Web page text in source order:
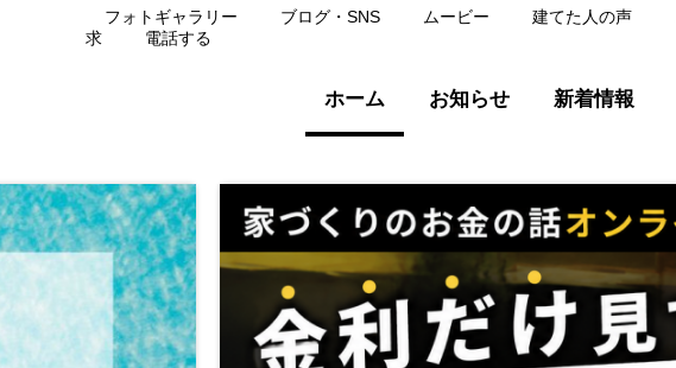
フォトギャラリー ブログ・SNS ムービー 建てた人の声
求
電話する
ホーム お知らせ 新着情報